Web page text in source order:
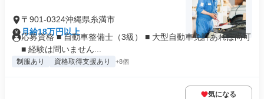
〒901-0324沖縄県糸満市
月給18万円以上
応募資格 ■ 自動車整備士（3級） ■ 大型自動車免許あれば尚可
■ 経験は問いません...
制服あり 資格取得支援あり +8個
気になる